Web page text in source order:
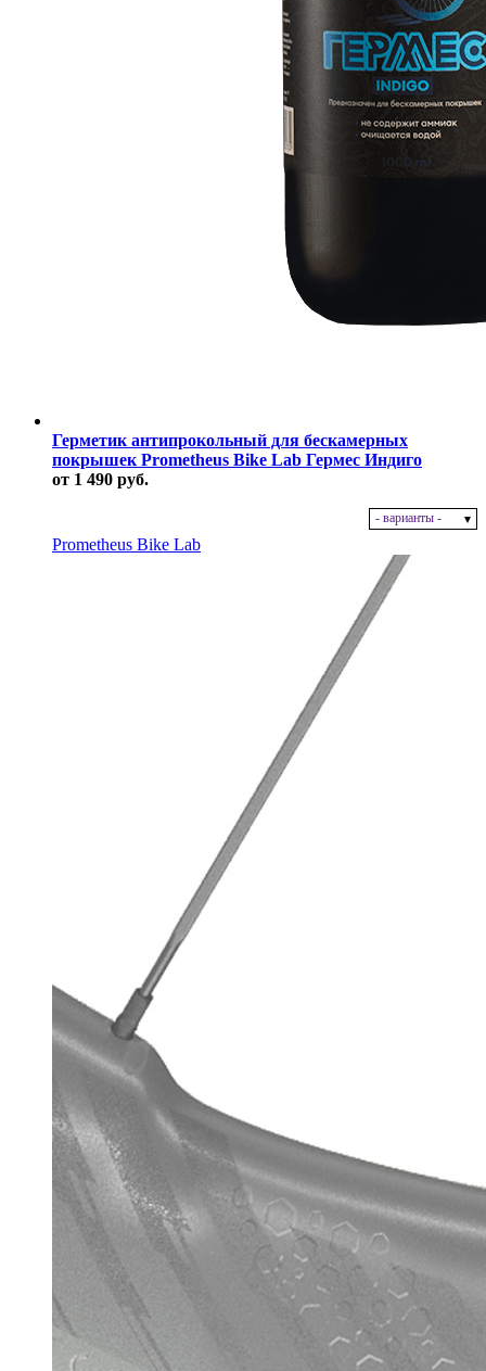
Герметик антипрокольный для бескамерных
покрышек Prometheus Bike Lab Гермес Индиго
от 1 490 руб.
- варианты -
Prometheus Bike Lab